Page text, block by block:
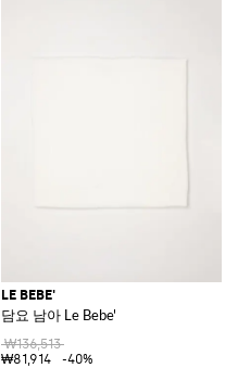
LE BEBE'
담요 남아 Le Bebe'
₩136,513
₩81,914
-40%